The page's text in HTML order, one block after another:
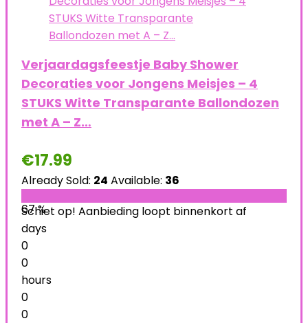
Verjaardagsfeestje Baby Shower
Decoraties voor Jongens Meisjes – 4
STUKS Witte Transparante Ballondozen
met A – Z…
€17.99
Already Sold: 24 Available: 36
67 %
Schiet op! Aanbieding loopt binnenkort af
days
0
0
hours
0
0